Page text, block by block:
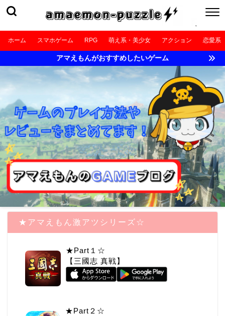
ホーム スマホゲーム RPG 萌え系・美少女 アクション 恋愛系
アマえもんがおすすめしたいゲーム
★アマえもん激アツシリーズ☆
★Part１☆
【三國志 真戦】
★Part２☆